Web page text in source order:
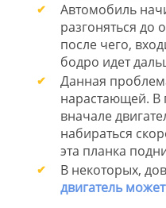
Автомобиль
разгоняться до
после чего,
бодро идет
Данная
нарастающей. В
вначале
набираться
эта планка
В некоторых,
двигатель